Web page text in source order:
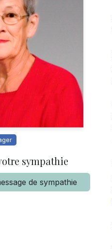
sympathie
de sympathie